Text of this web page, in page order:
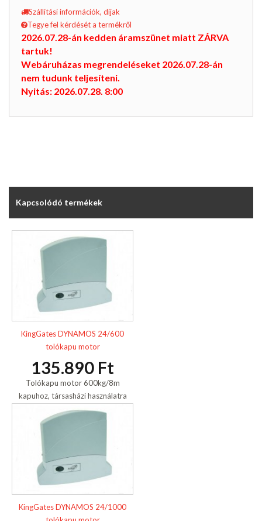
Szállítási információk, díjak
Tegye fel kérdését a termékről
2026.07.28-án kedden áramszünet miatt ZÁRVA
tartuk!
Webáruházas megrendeléseket 2026.07.28-án
nem tudunk teljesíteni.
Nyitás: 2026.07.28. 8:00
Kapcsolódó termékek
KingGates DYNAMOS 24/600
tolókapu motor
135.890 Ft
Tolókapu motor 600kg/8m
kapuhoz, társasházi használatra
KingGates DYNAMOS 24/1000